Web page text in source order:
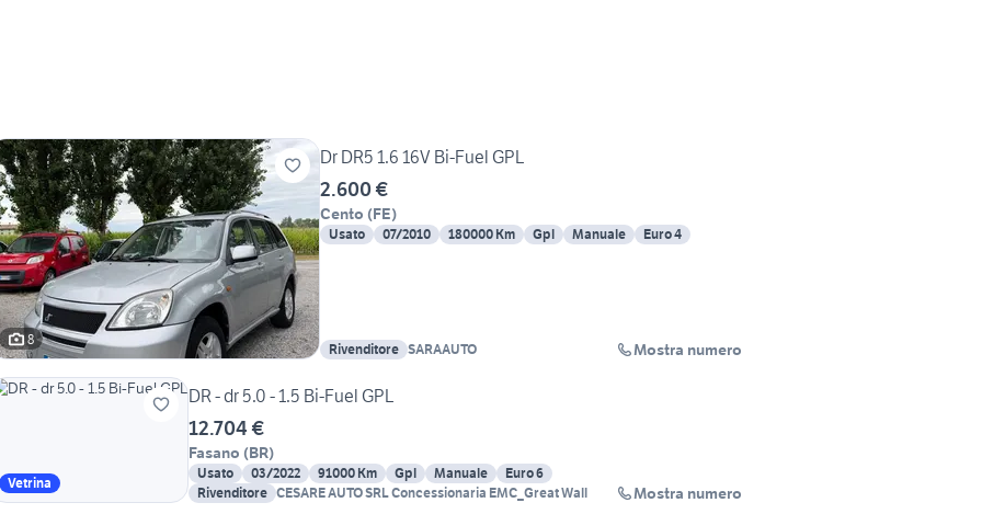
8
Dr DR5 1.6 16V Bi-Fuel GPL
2.600 €
Cento (FE)
Usato 07/2010 180000 Km Gpl Manuale Euro 4
Rivenditore SARAAUTO Mostra numero
Vetrina
DR - dr 5.0 - 1.5 Bi-Fuel GPL
12.704 €
Fasano (BR)
Usato 03/2022 91000 Km Gpl Manuale
Euro 6
Rivenditore CESARE AUTO SRL Concessionaria EMC_Great Wall Mostra numero